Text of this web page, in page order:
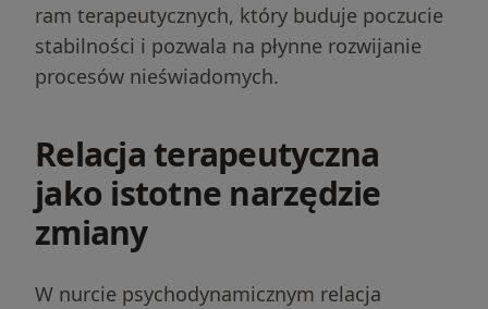
ram terapeutycznych, który buduje poczucie
stabilności i pozwala na płynne rozwijanie
procesów nieświadomych.
Relacja terapeutyczna
jako istotne narzędzie
zmiany
W nurcie psychodynamicznym relacja